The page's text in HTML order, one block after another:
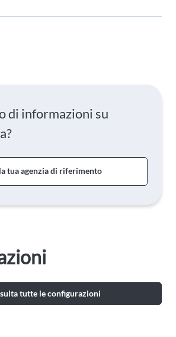
di informazioni su
tua agenzia di riferimento
tutte le configurazioni